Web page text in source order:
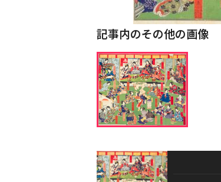
記事内のその他の画像